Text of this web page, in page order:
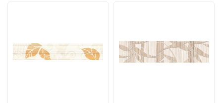
получить индивидуальные консультации по выбору цвето-
графических решений для Ваших дизайнерских или